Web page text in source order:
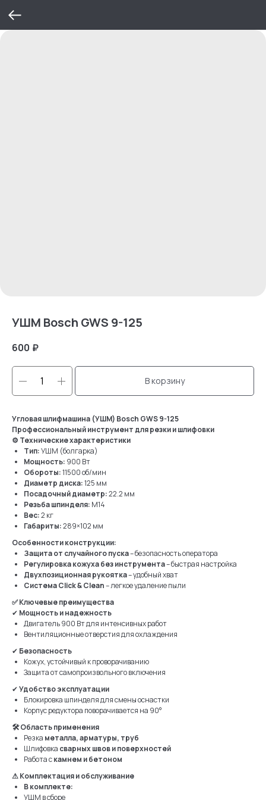
УШМ Bosch GWS 9-125
600 ₽
В корзину
Угловая шлифмашина (УШМ) Bosch GWS 9-125
Профессиональный инструмент для резки и шлифовки
⚙ Технические характеристики
Тип:УШМ (болгарка)
Мощность: 900 Вт
Обороты:11500 об/мин
Диаметр диска:125 мм
Посадочный диаметр:22.2 мм
Резьба шпинделя: M14
Вес:2 кг
Габариты:289×102 мм
Особенности конструкции:
Защита от случайного пуска– безопасность оператора
Регулировка кожуха без инструмента– быстрая настройка
Двухпозиционная рукоятка– удобный хват
Система Click & Clean– легкое удаление пыли
✅ Ключевые преимущества
✔ Мощность и надежность
Двигатель 900 Вт для интенсивных работ
Вентиляционные отверстия для охлаждения
✔ Безопасность
Кожух, устойчивый к проворачиванию
Защита от самопроизвольного включения
✔Удобство эксплуатации
Блокировка шпинделя для смены оснастки
Корпус редуктора поворачивается на 90°
🛠 Область применения
Резка металла, арматуры, труб
Шлифовка сварных швов и поверхностей
Работа скамнем и бетоном
⚠ Комплектация и обслуживание
В комплекте:
УШМ в сборе